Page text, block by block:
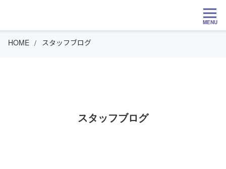
MENU
HOME スタッフブログ
スタッフブログ